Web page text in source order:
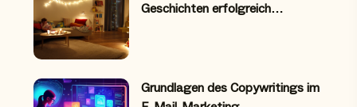
Geschichten erfolgreich…
Grundlagen des Copywritings im